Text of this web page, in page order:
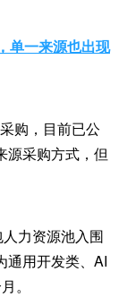
单一来源也出现
购，目前已公
源采购方式，但
力资源池入围
通用开发类、AI
。